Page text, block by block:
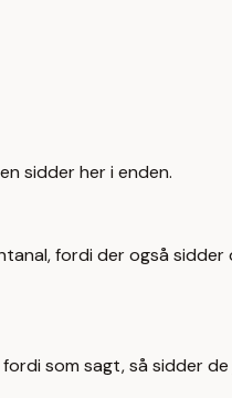
sidder her i enden.
fordi der også
som sagt, så sidder de